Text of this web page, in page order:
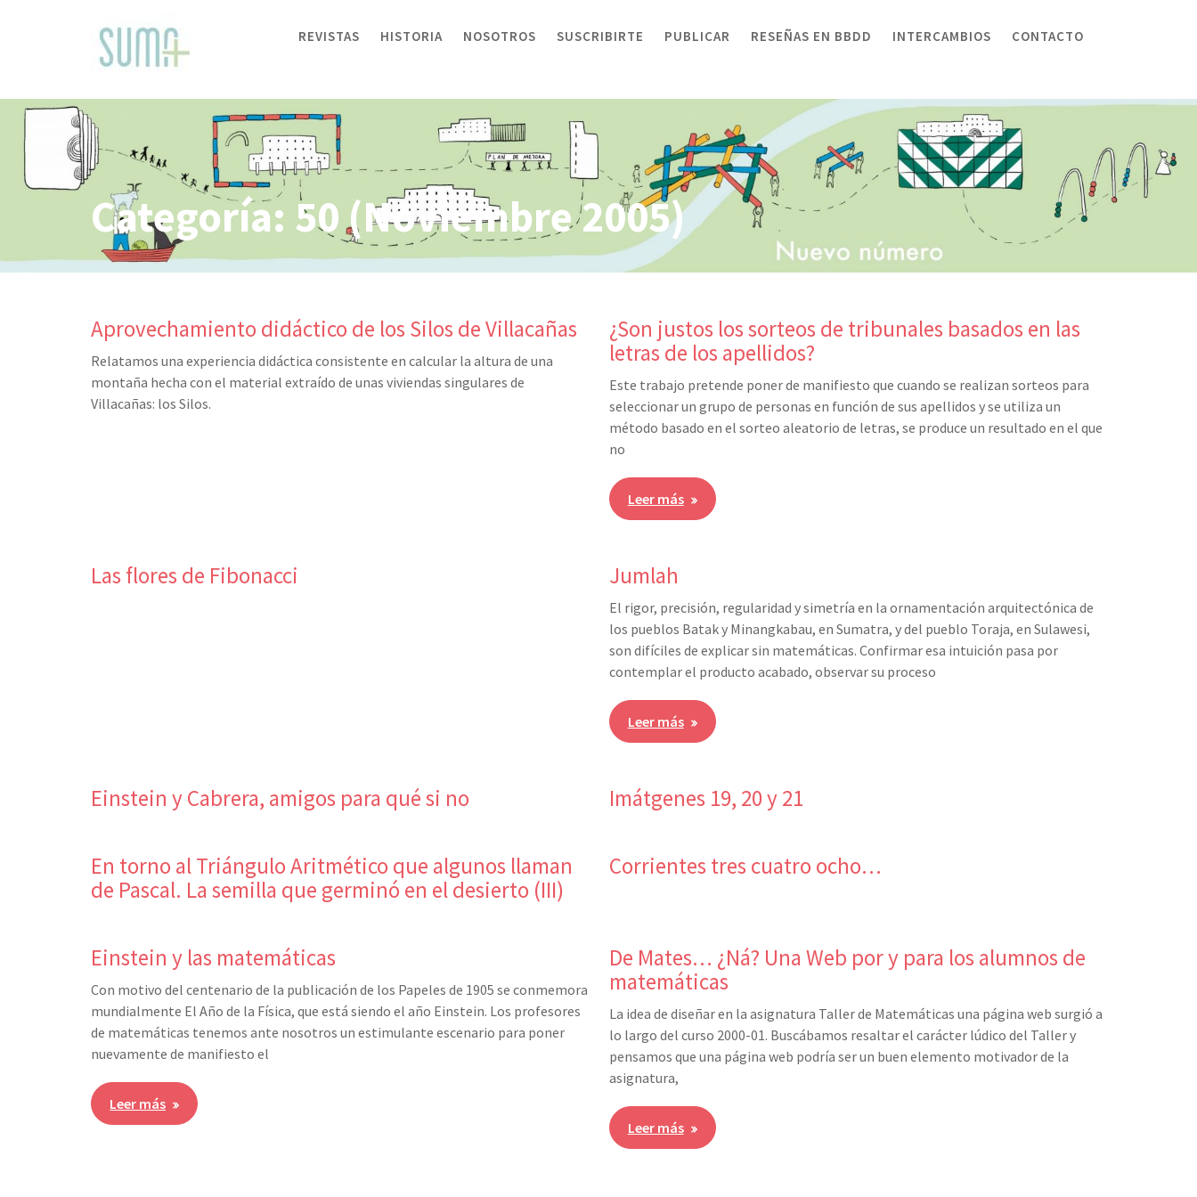
REVISTAS HISTORIA NOSOTROS SUSCRIBIRTE PUBLICAR RESEÑAS EN BBDD INTERCAMBIOS CONTACTO
Categoría: 50 (Noviembre 2005)
Aprovechamiento didáctico de los Silos de Villacañas
Relatamos una experiencia didáctica consistente en calcular la altura de una
montaña hecha con el material extraído de unas viviendas singulares de
Villacañas: los Silos.
¿Son justos los sorteos de tribunales basados en las
letras de los apellidos?
Este trabajo pretende poner de manifiesto que cuando se realizan sorteos para
seleccionar un grupo de personas en función de sus apellidos y se utiliza un
método basado en el sorteo aleatorio de letras, se produce un resultado en el que
no
Leer más
Las flores de Fibonacci Jumlah
El rigor, precisión, regularidad y simetría en la ornamentación arquitectónica de
los pueblos Batak y Minangkabau, en Sumatra, y del pueblo Toraja, en Sulawesi,
son difíciles de explicar sin matemáticas. Confirmar esa intuición pasa por
contemplar el producto acabado, observar su proceso
Leer más
Einstein y Cabrera, amigos para qué si no Imátgenes 19, 20 y 21
En torno al Triángulo Aritmético que algunos llaman
de Pascal. La semilla que germinó en el desierto (III)
Corrientes tres cuatro ocho…
Einstein y las matemáticas
Con motivo del centenario de la publicación de los Papeles de 1905 se conmemora
mundialmente El Año de la Física, que está siendo el año Einstein. Los profesores
de matemáticas tenemos ante nosotros un estimulante escenario para poner
nuevamente de manifiesto el
Leer más
De Mates… ¿Ná? Una Web por y para los alumnos de
matemáticas
La idea de diseñar en la asignatura Taller de Matemáticas una página web surgió a
lo largo del curso 2000-01. Buscábamos resaltar el carácter lúdico del Taller y
pensamos que una página web podría ser un buen elemento motivador de la
asignatura,
Leer más